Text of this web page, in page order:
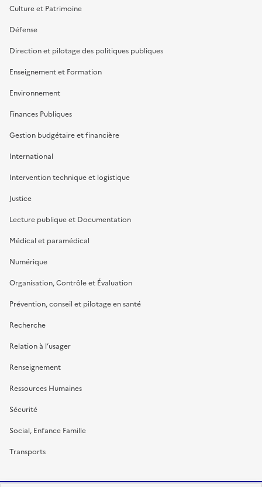
Culture et Patrimoine
Défense
Direction et pilotage des politiques publiques
Enseignement et Formation
Environnement
Finances Publiques
Gestion budgétaire et financière
International
Intervention technique et logistique
Justice
Lecture publique et Documentation
Médical et paramédical
Numérique
Organisation, Contrôle et Évaluation
Prévention, conseil et pilotage en santé
Recherche
Relation à l’usager
Renseignement
Ressources Humaines
Sécurité
Social, Enfance Famille
Transports